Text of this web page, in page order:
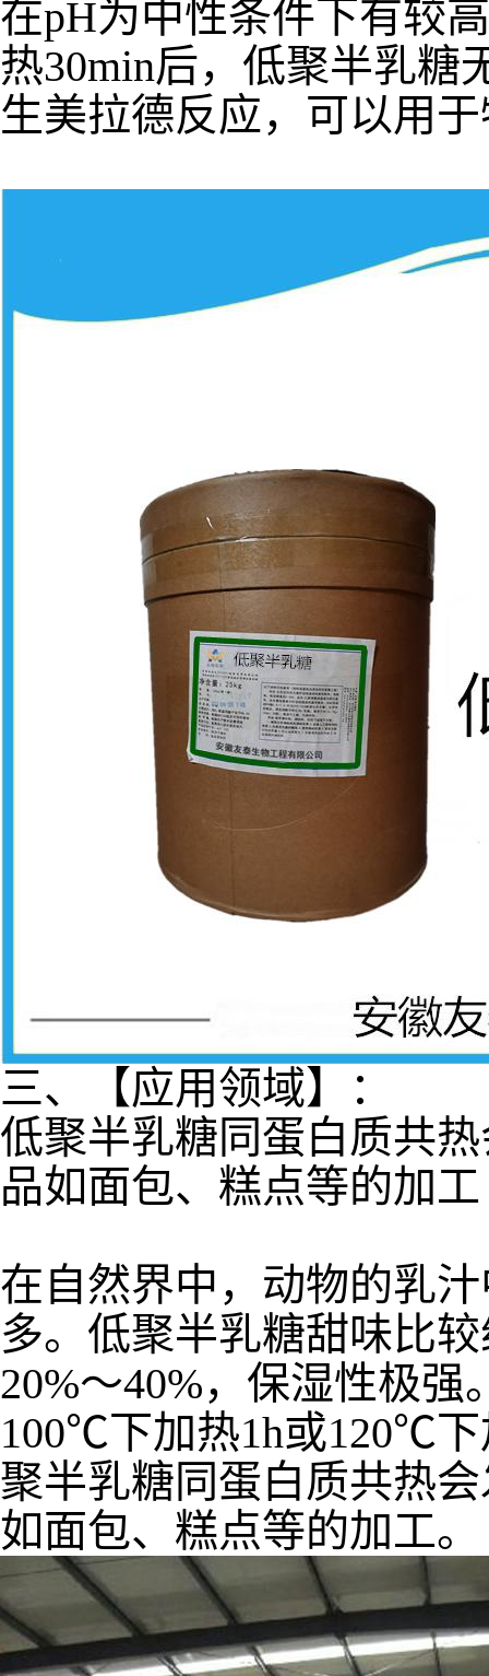
在pH为中性条件下有较
热30min后，低聚半乳糖
生美拉德反应，可以用
三、【应用领域】：
低聚半乳糖同蛋白质共
品如面包、糕点等的加
在自然界中，动物的乳
多。低聚半乳糖甜味比
20%～40%，保湿性极
100℃下加热1h或120℃下
聚半乳糖同蛋白质共热
如面包、糕点等的加工。